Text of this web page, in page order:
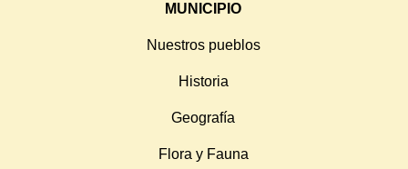
MUNICIPIO
Nuestros pueblos
Historia
Geografía
Flora y Fauna